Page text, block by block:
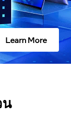
Learn More
น